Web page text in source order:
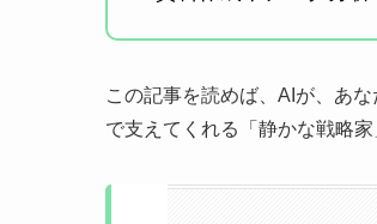
この記事を読めば、AIが、あ
で支えてくれる「静かな戦略